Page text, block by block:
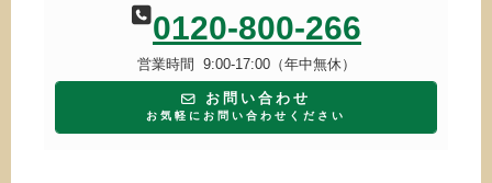
0120-800-266
営業時間 9:00-17:00（年中無休）
お問い合わせ
お気軽にお問い合わせください